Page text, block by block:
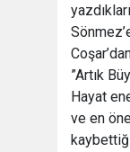
”Artık
Hayat
ve en